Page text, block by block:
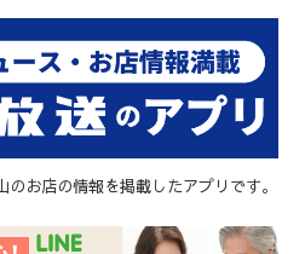
お店の情報を掲載したアプリです。